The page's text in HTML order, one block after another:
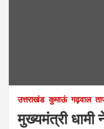
उत्तराखंड कुमाऊं गढ़वाल
मुख्यमंत्री धामी